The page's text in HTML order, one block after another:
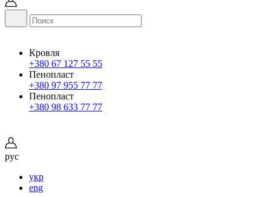
Кровля
+380 67 127 55 55
Пенопласт
+380 97 955 77 77
Пенопласт
+380 98 633 77 77
рус
укр
eng